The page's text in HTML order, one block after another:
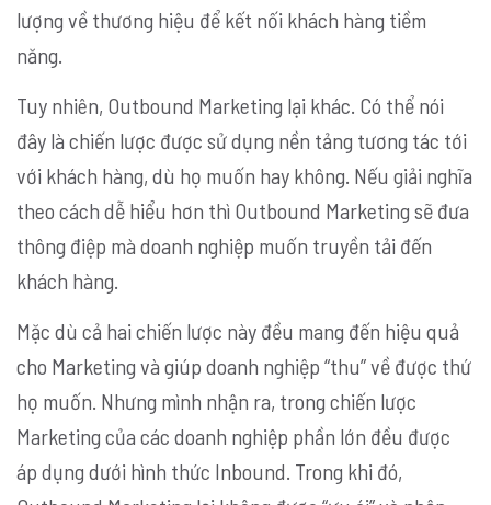
lượng về thương hiệu để kết nối khách hàng tiềm
năng.
Tuy nhiên, Outbound Marketing lại khác. Có thể nói
đây là chiến lược được sử dụng nền tảng tương tác tới
với khách hàng, dù họ muốn hay không. Nếu giải nghĩa
theo cách dễ hiểu hơn thì Outbound Marketing sẽ đưa
thông điệp mà doanh nghiệp muốn truyền tải đến
khách hàng.
Mặc dù cả hai chiến lược này đều mang đến hiệu quả
cho Marketing và giúp doanh nghiệp “thu” về được thứ
họ muốn. Nhưng mình nhận ra, trong chiến lược
Marketing của các doanh nghiệp phần lớn đều được
áp dụng dưới hình thức Inbound. Trong khi đó,